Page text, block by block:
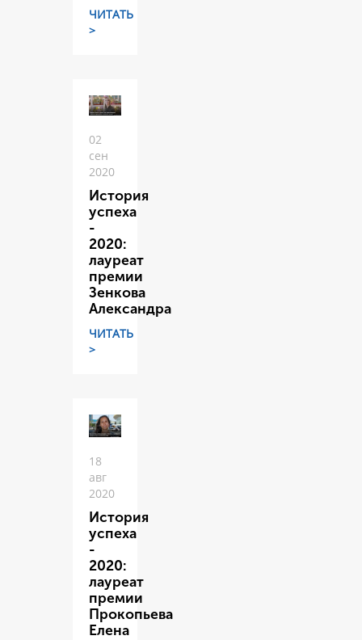
ЧИТАТЬ
>
02
сен
2020
История
успеха
-
2020:
лауреат
премии
Зенкова
Александра
ЧИТАТЬ
>
18
авг
2020
История
успеха
-
2020:
лауреат
премии
Прокопьева
Елена